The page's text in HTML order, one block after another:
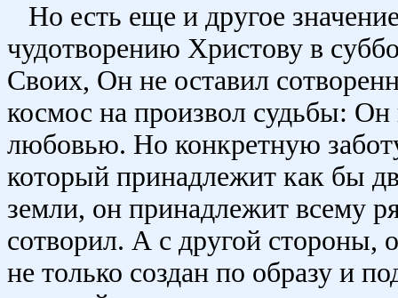
Но есть еще и другое
чудотворению Христову в
Своих, Он не оставил
космос на произвол судьбы:
любовью. Но конкретную
который принадлежит как бы
земли, он принадлежит всему
сотворил. А с другой стороны,
не только создан по образу и